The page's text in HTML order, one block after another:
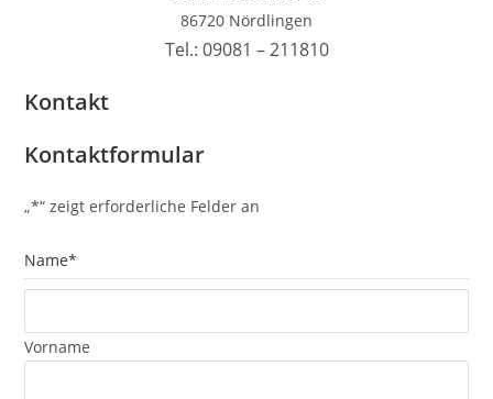
86720 Nördlingen
Tel.: 09081 – 211810
Kontakt
Kontaktformular
„*“ zeigt erforderliche Felder an
Name*
Vorname